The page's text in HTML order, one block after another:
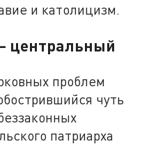
и католицизм.
центральный
проблем
чуть
патриарха